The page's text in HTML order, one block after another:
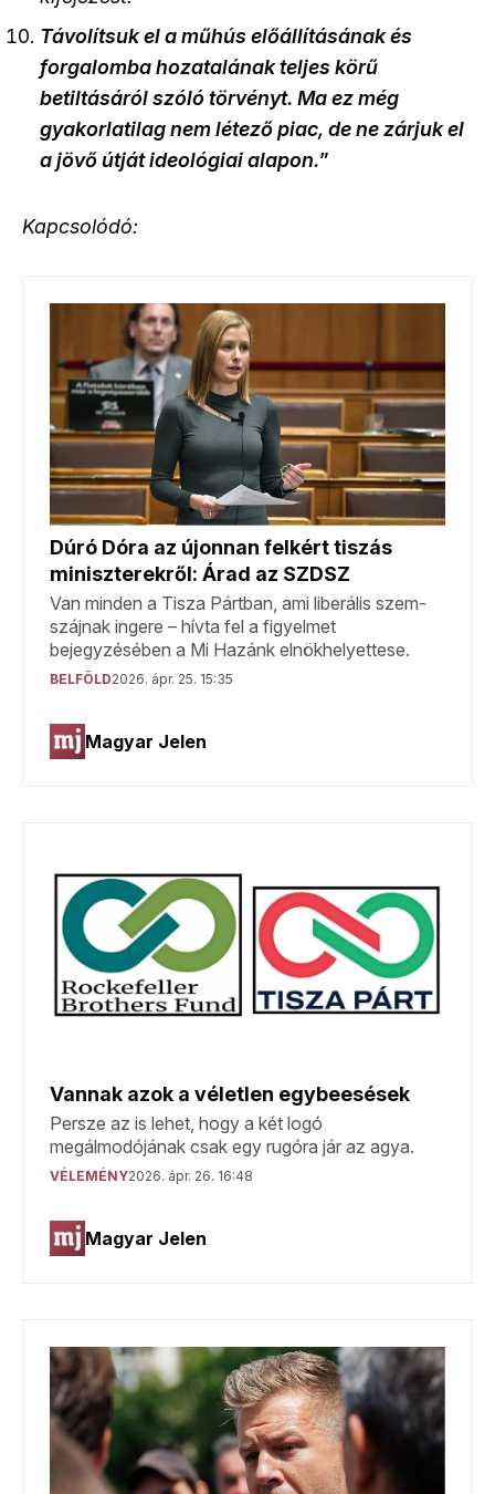
Távolítsuk el a műhús előállításának és
forgalomba hozatalának teljes körű
betiltásáról szóló törvényt. Ma ez még
gyakorlatilag nem létező piac, de ne zárjuk el
a jövő útját ideológiai alapon.”
Kapcsolódó: